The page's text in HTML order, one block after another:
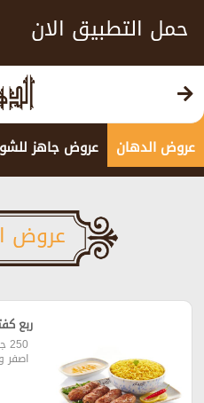
حمل التطبيق الان
عروض الدهان عروض جاهز
عروض
ربع
اصفر